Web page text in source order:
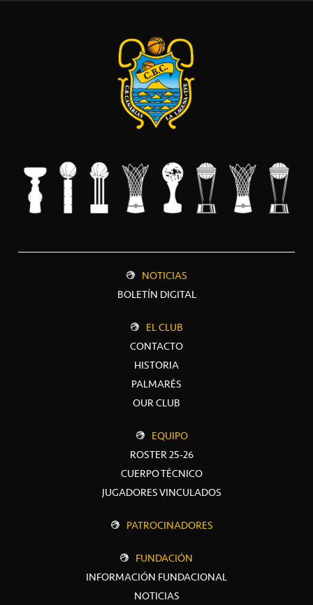
NOTICIAS
BOLETÍN DIGITAL
EL CLUB
CONTACTO
HISTORIA
PALMARÉS
OUR CLUB
EQUIPO
ROSTER 25-26
CUERPO TÉCNICO
JUGADORES VINCULADOS
PATROCINADORES
FUNDACIÓN
INFORMACIÓN FUNDACIONAL
NOTICIAS